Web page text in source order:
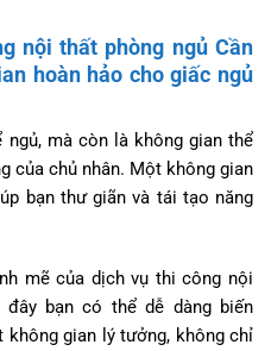
nội thất phòng ngủ Cần
hoàn hảo cho giấc ngủ
mà còn là không gian thể
của chủ nhân. Một không gian
bạn thư giãn và tái tạo năng
mẽ của dịch vụ thi công nội
bạn có thể dễ dàng biến
không gian lý tưởng, không chỉ